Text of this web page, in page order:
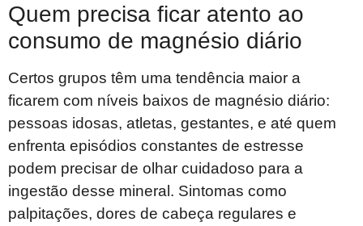
Quem precisa ficar atento ao
consumo de magnésio diário
Certos grupos têm uma tendência maior a
ficarem com níveis baixos de magnésio diário:
pessoas idosas, atletas, gestantes, e até quem
enfrenta episódios constantes de estresse
podem precisar de olhar cuidadoso para a
ingestão desse mineral. Sintomas como
palpitações, dores de cabeça regulares e